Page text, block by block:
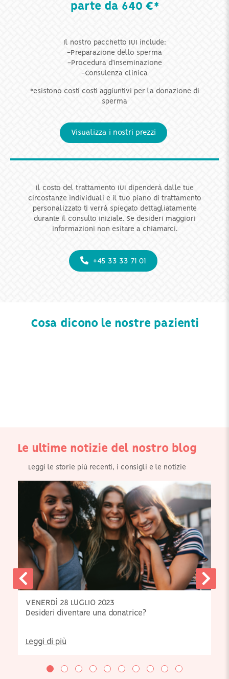
parte da 640 €*
Il nostro pacchetto IUI include:
-Preparazione dello sperma
-Procedura d’inseminazione
-Consulenza clinica
*esistono costi costi aggiuntivi per la donazione di
sperma
Visualizza i nostri prezzi
Il costo del trattamento IUI dipenderà dalle tue
circostanze individuali e il tuo piano di trattamento
personalizzato ti verrà spiegato dettagliatamente
durante il consulto iniziale. Se desideri maggiori
informazioni non esitare a chiamarci.
+45 33 33 71 01
Cosa dicono le nostre pazienti
Le ultime notizie del nostro blog
Leggi le storie più recenti, i consigli e le notizie
VENERDÌ 28 LUGLIO 2023
Desideri diventare una donatrice?
Leggi di più